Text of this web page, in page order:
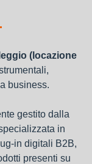
un servizio. I
IRES e IRAP
(locazione
business.
gestito dalla
in
in digitali B2B,
presenti su